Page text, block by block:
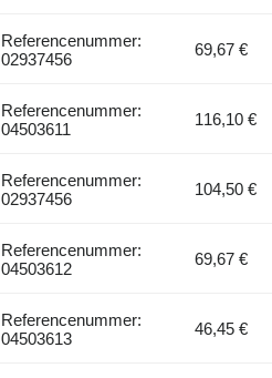
Referencenummer:
02937456
69,67 €
Referencenummer:
04503611
116,10 €
Referencenummer:
02937456
104,50 €
Referencenummer:
04503612
69,67 €
Referencenummer:
04503613
46,45 €